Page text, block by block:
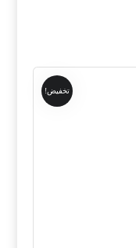
تخفيض!